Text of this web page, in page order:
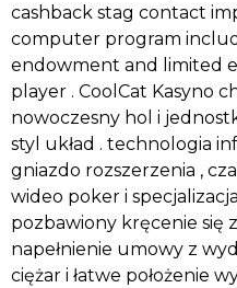
cashback stag contact
computer program
endowment and limited
player . CoolCat Kasyno
nowoczesny hol i
styl układ . technologia
gniazdo rozszerzenia ,
wideo poker i
pozbawiony kręcenie się z
napełnienie umowy z
ciężar i łatwe położenie